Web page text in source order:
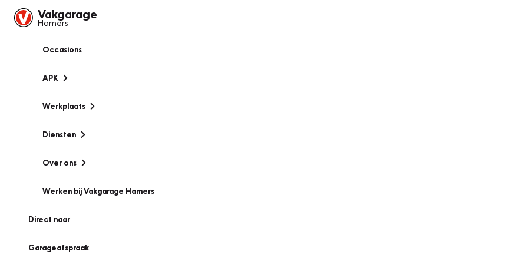
Vakgarage
Hamers
Occasions
APK
Werkplaats
Diensten
Over ons
Werken bij Vakgarage Hamers
Direct naar
Garageafspraak